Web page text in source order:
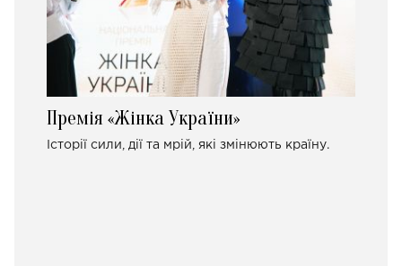
Премія «Жінка України»
Історії сили, дії та мрій, які змінюють країну.